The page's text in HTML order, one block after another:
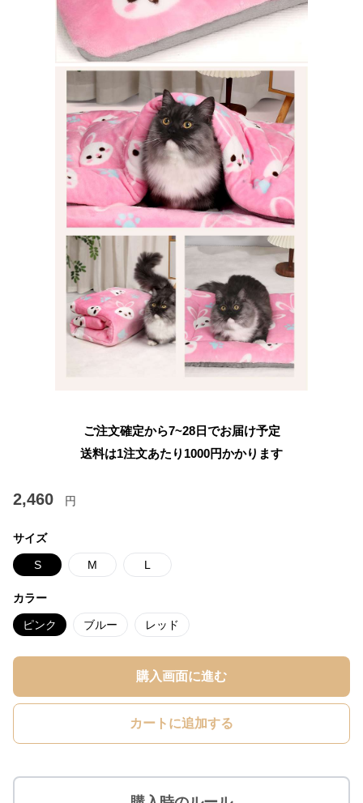
ご注文確定から7~28日でお届け予定
送料は1注文あたり 1000円かかります
2,460 円
サイズ
S M L
カラー
ピンク ブルー レッド
購入画面に進む
カートに追加する